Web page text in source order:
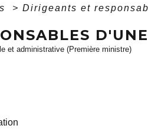
> Dirigeants et
et administrative (Première ministre)